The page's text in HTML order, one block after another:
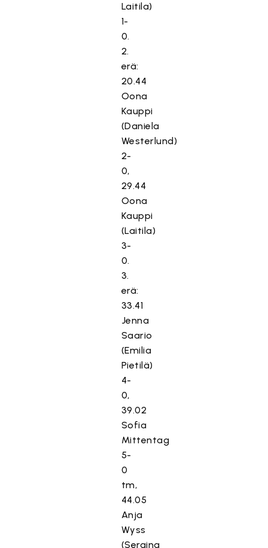
Laitila)
1-
0.
2.
erä:
20.44
Oona
Kauppi
(Daniela
Westerlund)
2-
0,
29.44
Oona
Kauppi
(Laitila)
3-
0.
3.
erä:
33.41
Jenna
Saario
(Emilia
Pietilä)
4-
0,
39.02
Sofia
Mittentag
5-
0
tm,
44.05
Anja
Wyss
(Seraina